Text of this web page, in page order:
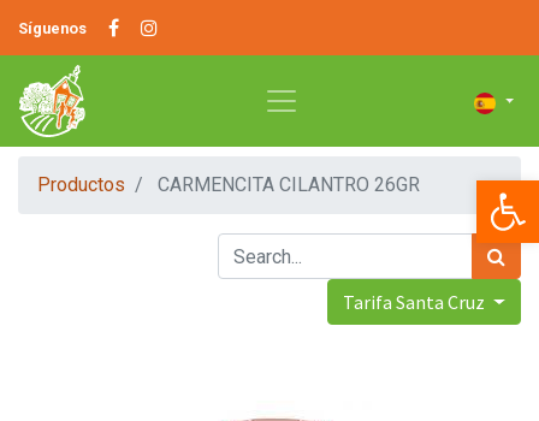
Síguenos
Productos CARMENCITA CILANTRO 26GR
Tarifa Santa Cruz